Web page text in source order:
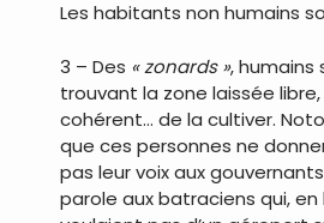
Les habitants non humains
3 – Des « zonards », humains
trouvant la zone laissée
cohérent… de la cultiver.
que ces personnes ne
pas leur voix aux
parole aux batraciens qui, en